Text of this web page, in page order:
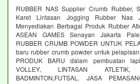
RUBBER NAS Supplier Crumb Rubber,
Karet Lintasan Jogging Rubber Nas
Menyediakan Berbagai Produk Rubber
ASEAN GAMES Senayan Jakarta
RUBBER CRUMB POWDER UNTUK
baru rubber crumb powder untuk
PRODUK BARU dalam pembuatan
VOLLEY, LINTASAN ATLETIK,
BADMINTON,FUTSAL. JASA